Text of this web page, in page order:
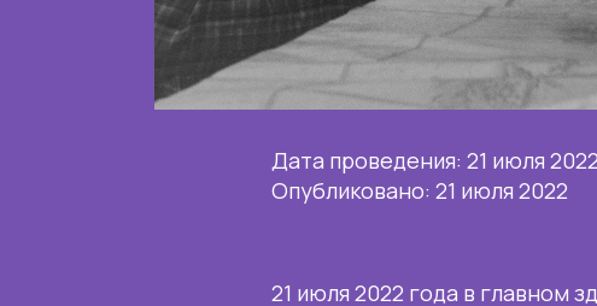
Дата проведения: 21 июля 2022
Опубликовано: 21 июля 2022
21 июля 2022 года в главном